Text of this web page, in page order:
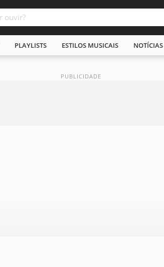
PLAYLISTS ESTILOS MUSICAIS NOTÍCIAS